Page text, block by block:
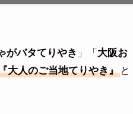
がバタてりやき 」「 大阪お
大人のご当地てりやき』 と